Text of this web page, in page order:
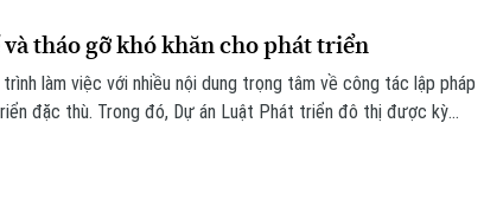
tháo gỡ khó khăn cho phát triển
làm việc với nhiều nội dung trọng tâm về công tác lập pháp
đặc thù. Trong đó, Dự án Luật Phát triển đô thị được kỳ